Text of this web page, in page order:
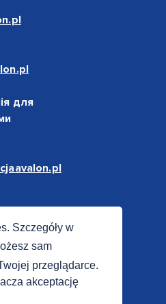
Szczegóły w
sam
przeglądarce.
akceptację
для